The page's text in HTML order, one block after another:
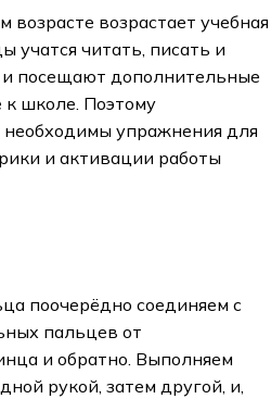
возрастает учебная
учатся читать, писать и
и посещают дополнительные
к школе. Поэтому
упражнения для
и активации работы
поочерёдно соединяем с
пальцев от
и обратно. Выполняем
рукой, затем другой, и,